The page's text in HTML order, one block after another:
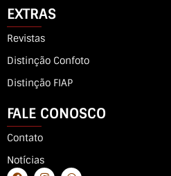
EXTRAS
Revistas
Distinção Confoto
Distinção FIAP
FALE CONOSCO
Contato
Notícias
F I W